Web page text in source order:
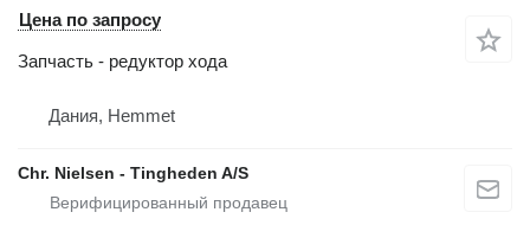
Цена по запросу
Запчасть - редуктор хода
Дания, Hemmet
Chr. Nielsen - Tingheden A/S